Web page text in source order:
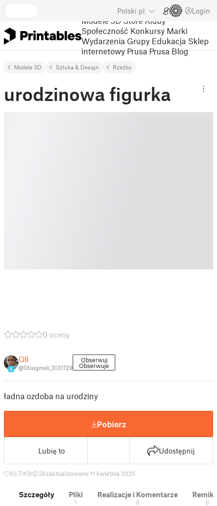
Polski pl Login
Modele 3D Store Kluby
Społeczność Konkursy Marki
Wydarzenia Grupy Edukacja Sklep
internetowy Prusa Prusa Blog
Modele 3D Sztuka & Design Rzeźby
urodzinowa figurka
0 oceny
5
Oli
@Olisigmoli_3131729
Obserwuj
Obserwuje
ładna ozdoba na urodziny
Pobierz
Lubię to Udostępnij
0 7 0 26zaktualizowano 11 kwietnia 2025
Szczegóły Pliki
1
Realizacje i Komentarze
0 0